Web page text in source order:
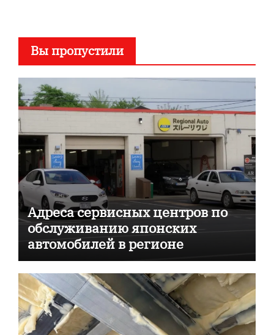
Вы пропустили
Адреса сервисных центров по
обслуживанию японских
автомобилей в регионе